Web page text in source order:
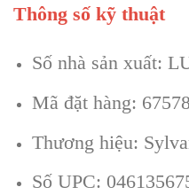
Thông số kỹ thuật
Số nhà sản xuất:
Mã đặt hàng: 67578
Thương hiệu:
Số UPC: